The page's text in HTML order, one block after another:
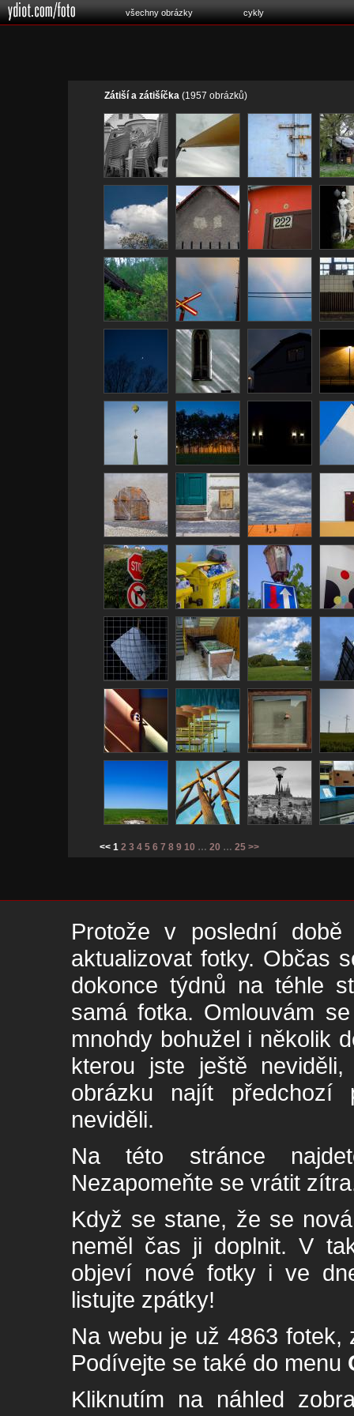
všechny obrázky cykly
Zátiší a zátišíčka (1957 obrázků)
<< 1 2 3 4 5 6 7 8 9 10 … 20 … 25 >>
Protože v poslední
aktualizovat fotky. Občas
dokonce týdnů na téhle
samá fotka. Omlouvám
mnohdy bohužel i několik
kterou jste ještě
obrázku najít
neviděli.
Na této stránce
Nezapomeňte se vrátit
Když se stane, že se
neměl čas ji doplnit. V
objeví nové fotky i ve
listujte zpátky!
Na webu je už 4863
Podívejte se také do menu
Kliknutím na náhled